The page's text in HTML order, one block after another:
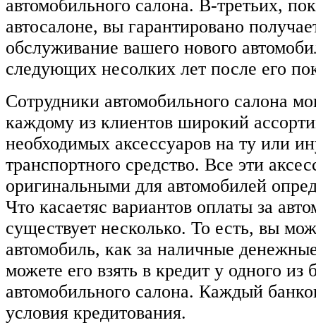
автомобильного салона. В-третьих,
автосалоне, вы гарантировано
обслуживание вашего нового
следующих несолких лет после его
Сотрудники автомобильного салона
каждому из клиентов широкий
необходимых аксессуаров на ту или
транспортного средство. Все эти
оригинальными для автомобилей
Что касаетяс вариантов оплаты за
существует несколько. То есть, вы
автомобиль, как за наличные
можете его взять в кредит у одного из
автомобильного салона. Каждый
условия кредитования.